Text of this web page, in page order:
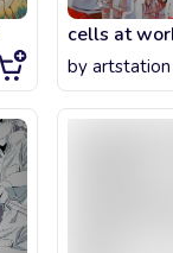
cells at
by artstation